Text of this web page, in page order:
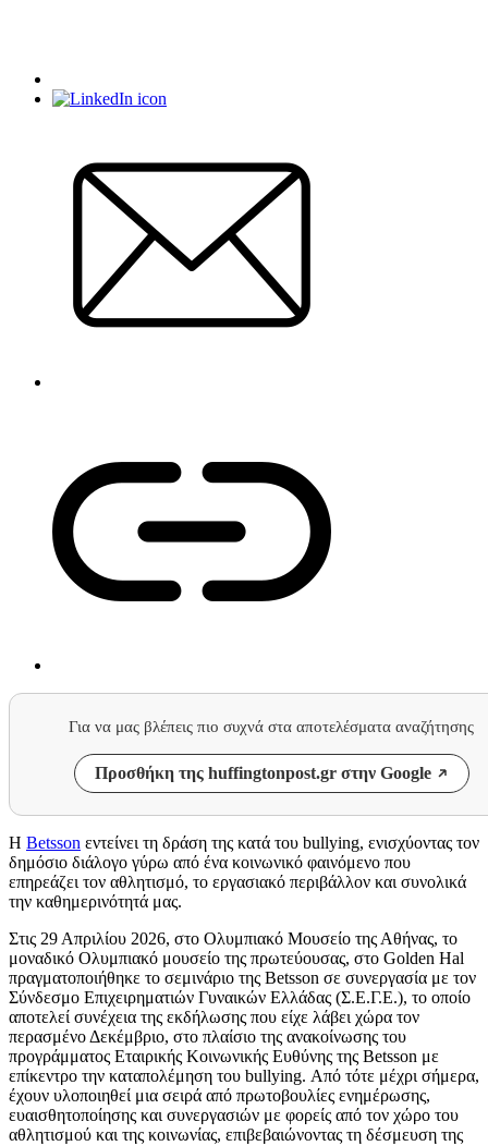
Για να μας βλέπεις πιο συχνά στα αποτελέσματα αναζήτησης
Προσθήκη της huffingtonpost.gr στην Google
Η Betsson εντείνει τη δράση της κατά του bullying, ενισχύοντας τον
δημόσιο διάλογο γύρω από ένα κοινωνικό φαινόμενο που
επηρεάζει τον αθλητισμό, το εργασιακό περιβάλλον και συνολικά
την καθημερινότητά μας.
Στις 29 Απριλίου 2026, στο Ολυμπιακό Μουσείο της Αθήνας, το
μοναδικό Ολυμπιακό μουσείο της πρωτεύουσας, στο Golden Hal
πραγματοποιήθηκε το σεμινάριο της Betsson σε συνεργασία με τον
Σύνδεσμο Επιχειρηματιών Γυναικών Ελλάδας (Σ.Ε.Γ.Ε.), το οποίο
αποτελεί συνέχεια της εκδήλωσης που είχε λάβει χώρα τον
περασμένο Δεκέμβριο, στο πλαίσιο της ανακοίνωσης του
προγράμματος Εταιρικής Κοινωνικής Ευθύνης της Betsson με
επίκεντρο την καταπολέμηση του bullying. Από τότε μέχρι σήμερα,
έχουν υλοποιηθεί μια σειρά από πρωτοβουλίες ενημέρωσης,
ευαισθητοποίησης και συνεργασιών με φορείς από τον χώρο του
αθλητισμού και της κοινωνίας, επιβεβαιώνοντας τη δέσμευση της